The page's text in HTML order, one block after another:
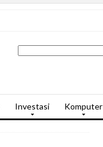
Investasi Komputer